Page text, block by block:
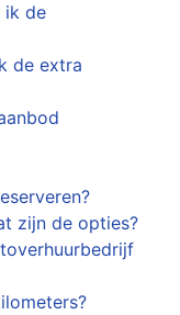
ik de
de extra
zijn de opties?